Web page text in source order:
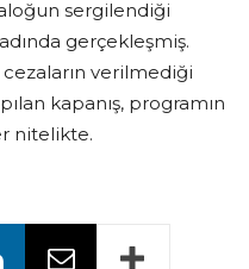
sergilendiği
gerçekleşmiş.
verilmediği
kapanış, programın
nitelikte.